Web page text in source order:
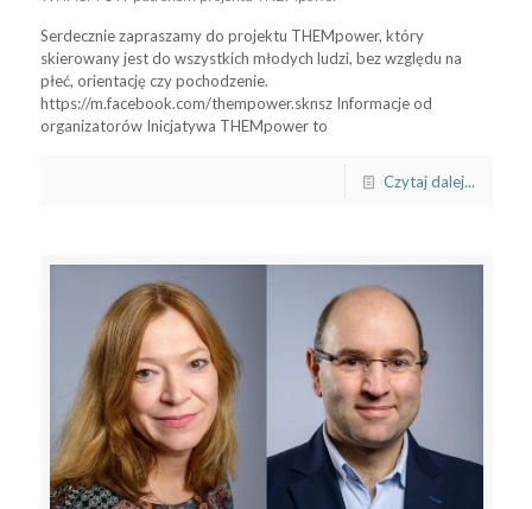
Serdecznie zapraszamy do projektu THEMpower, który
skierowany jest do wszystkich młodych ludzi, bez względu na
płeć, orientację czy pochodzenie.
https://m.facebook.com/thempower.sknsz Informacje od
organizatorów Inicjatywa THEMpower to
Czytaj dalej...